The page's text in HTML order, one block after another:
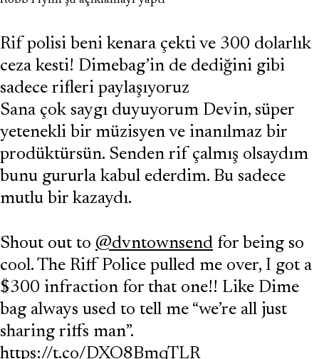
Rif polisi beni kenara çekti ve 300 dolarlık
ceza kesti! Dimebag’in de dediğini gibi
sadece rifleri paylaşıyoruz
Sana çok saygı duyuyorum Devin, süper
yetenekli bir müzisyen ve inanılmaz bir
prodüktürsün. Senden rif çalmış olsaydım
bunu gururla kabul ederdim. Bu sadece
mutlu bir kazaydı.
Shout out to @dvntownsend for being so
cool. The Riff Police pulled me over, I got a
$300 infraction for that one!! Like Dime
bag always used to tell me “we’re all just
sharing riffs man”.
https://t.co/DXO8BmqTLR